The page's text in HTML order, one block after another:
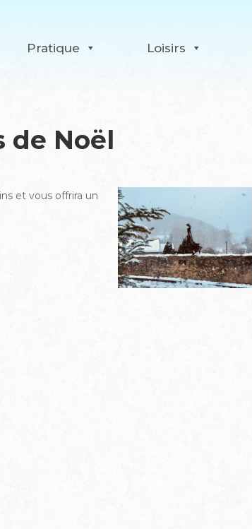
Pratique Loisirs
de Noël
et vous offrira un